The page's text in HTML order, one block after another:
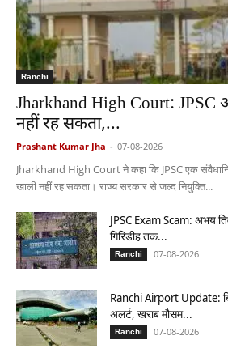
Ranchi
Jharkhand High Court: JPSC
नहीं रह सकता,...
Prashant Kumar Jha - 07-08-2026
Jharkhand High Court ने कहा कि JPSC एक
खाली नहीं रह सकता। राज्य सरकार से जल्द नियुक्ति...
JPSC Exam Scam: अभय
गिरिडीह तक...
Ranchi 07-08-2026
Ranchi Airport Update:
अलर्ट, खराब मौसम...
Ranchi 07-08-2026